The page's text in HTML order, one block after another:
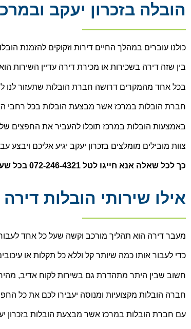
הובלה בזכרון יעקב
כולנו עוברים במהלך החיים דירות וזקוקים להזמנת
בין שזה דירה בשכירות או מכירת דירה עדיין השירות
בכל אחד מהמקרים דרושה חברת הובלות שתעזור לנו
חברת הובלות במרכז אשר מבצעת הובלות בכל רחבי
באמצעות הובלות במרכז תוכלו להעביר את החפצים
צוות מובילים מומלצים בזכרון יעקב יגיע אליכם
כך לכל שאלה אנא חייגו לטל 072-246-4321 בכל שעה גם עכשיו!!
אילו שירותי הובלות
מעבר דירה הוא תהליך מורכב וקשה שעל כל אחד
כדי לעבור אותו כמה שיותר קל וללא כל תקלות או
חשוב שבין היתר מתהדרת גם בשירות לקוח אדיב, מהיר
חברה הובלות מקצועיות ומנוסה יעבירו לכם את כל
עם חברת הובלות במרכז אשר מבצעת הובלות בזכרון